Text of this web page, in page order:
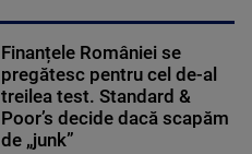
Finanțele României se
pregătesc pentru cel de-al
treilea test. Standard &
Poor’s decide dacă scapăm
de „junk”